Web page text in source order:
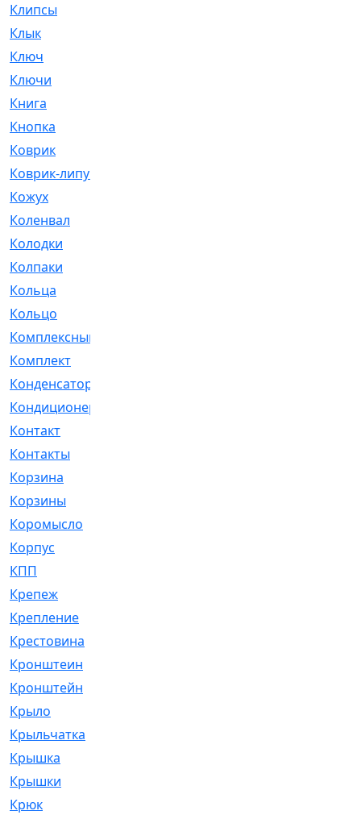
Клипсы
Клык
Ключ
Ключи
Книга
Кнопка
Коврик
Коврик-липучка
Кожух
Коленвал
Колодки
Колпаки
Кольца
Кольцо
Комплексный
Комплект
Конденсатор
Кондиционер
Контакт
Контакты
Корзина
Корзины
Коромысло
Корпус
КПП
Крепеж
Крепление
Крестовина
Кронштеин
Кронштейн
Крыло
Крыльчатка
Крышка
Крышки
Крюк